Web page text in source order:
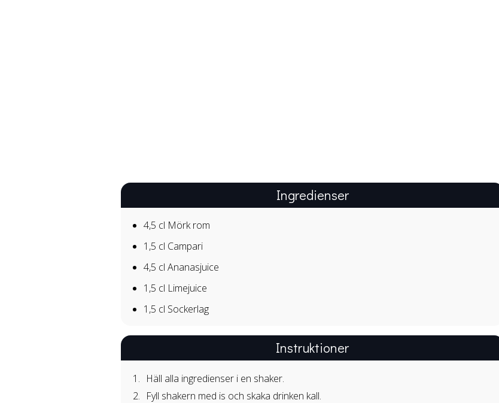
Ingredienser
4,5 cl Mörk rom
1,5 cl Campari
4,5 cl Ananasjuice
1,5 cl Limejuice
1,5 cl Sockerlag
Instruktioner
Häll alla ingredienser i en shaker.
Fyll shakern med is och skaka drinken kall.